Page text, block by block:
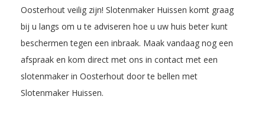
Oosterhout veilig zijn! Slotenmaker Huissen komt graag
bij u langs om u te adviseren hoe u uw huis beter kunt
beschermen tegen een inbraak. Maak vandaag nog een
afspraak en kom direct met ons in contact met een
slotenmaker in Oosterhout door te bellen met
Slotenmaker Huissen.